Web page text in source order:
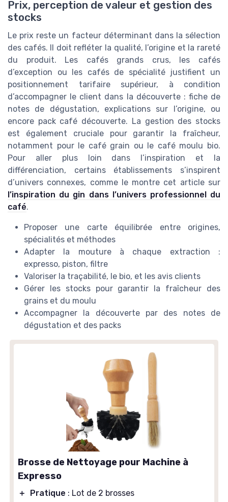
Prix, perception de valeur et gestion des
stocks
Le prix reste un facteur déterminant dans la sélection
des cafés. Il doit refléter la qualité, l’origine et la rareté
du produit. Les cafés grands crus, les cafés
d’exception ou les cafés de spécialité justifient un
positionnement tarifaire supérieur, à condition
d’accompagner le client dans la découverte : fiche de
notes de dégustation, explications sur l’origine, ou
encore pack café découverte. La gestion des stocks
est également cruciale pour garantir la fraîcheur,
notamment pour le café grain ou le café moulu bio.
Pour aller plus loin dans l’inspiration et la
différenciation, certains établissements s’inspirent
d’univers connexes, comme le montre cet article sur
l’inspiration du gin dans l’univers professionnel du
café.
Proposer une carte équilibrée entre origines,
spécialités et méthodes
Adapter la mouture à chaque extraction :
expresso, piston, filtre
Valoriser la traçabilité, le bio, et les avis clients
Gérer les stocks pour garantir la fraîcheur des
grains et du moulu
Accompagner la découverte par des notes de
dégustation et des packs
Brosse de Nettoyage pour Machine à
Expresso
＋ Pratique : Lot de 2 brosses